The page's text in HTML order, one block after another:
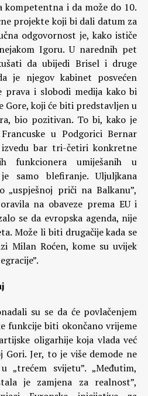
kompetentna i da može do 10.
projekte koji bi dali datum za
odgovornost je, kako ističe
Igoru. U narednih pet
da ubijedi Brisel i druge
je njegov kabinet posvećen
prava i slobodi medija kako bi
Gore, koji će biti predstavljen u
bio pozitivan. To bi, kako je
u Podgorici Bernar
izvedu bar tri-četiri konkretne
funkcionera umiješanih u
samo blefiranje. Uljuljkana
„uspješnoj priči na Balkanu”,
na obaveze prema EU i
se da evropska agenda, nije
Može li biti drugačije kada se
Milan Roćen, kome su uvijek
su se da će povlačenjem
funkcije biti okončano vrijeme
oligarhije koja vlada već
Jer, to je više demode ne
svijetu”. „Međutim,
je zamjena za realnost”,